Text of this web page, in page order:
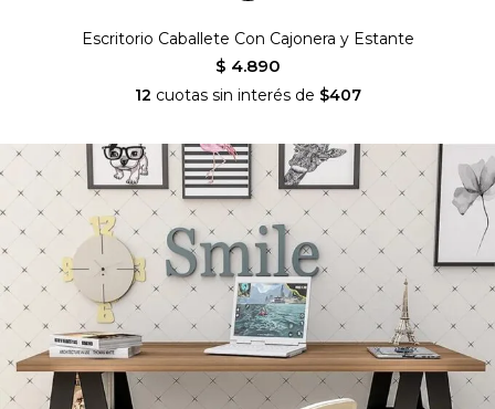
Escritorio Caballete Con Cajonera y Estante
$ 4.890
12 cuotas sin interés de $407